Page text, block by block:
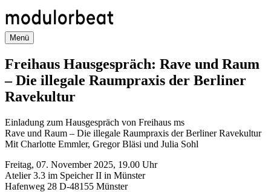
zum
Inhalt
Menü
Freihaus Hausgespräch: Rave und Raum
– Die illegale Raumpraxis der Berliner
Ravekultur
Einladung zum Hausgespräch von Freihaus ms
Rave und Raum – Die illegale Raumpraxis der Berliner Ravekultur
Mit Charlotte Emmler, Gregor Bläsi und Julia Sohl
Freitag, 07. November 2025, 19.00 Uhr
Atelier 3.3 im Speicher II in Münster
Hafenweg 28 D-48155 Münster